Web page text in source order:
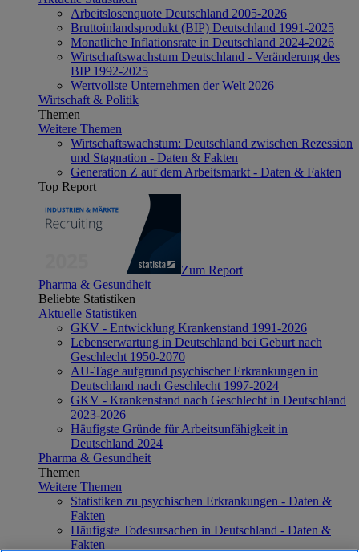
Arbeitslosenquote Deutschland 2005-2026
Bruttoinlandsprodukt (BIP) Deutschland 1991-2025
Monatliche Inflationsrate in Deutschland 2024-2026
Wirtschaftswachstum Deutschland - Veränderung des
BIP 1992-2025
Wertvollste Unternehmen der Welt 2026
Wirtschaft & Politik
Themen
Weitere Themen
Wirtschaftswachstum: Deutschland zwischen Rezession
und Stagnation - Daten & Fakten
Generation Z auf dem Arbeitsmarkt - Daten & Fakten
Top Report
Zum Report
Pharma & Gesundheit
Beliebte Statistiken
Aktuelle Statistiken
GKV - Entwicklung Krankenstand 1991-2026
Lebenserwartung in Deutschland bei Geburt nach
Geschlecht 1950-2070
AU-Tage aufgrund psychischer Erkrankungen in
Deutschland nach Geschlecht 1997-2024
GKV - Krankenstand nach Geschlecht in Deutschland
2023-2026
Häufigste Gründe für Arbeitsunfähigkeit in
Deutschland 2024
Pharma & Gesundheit
Themen
Weitere Themen
Statistiken zu psychischen Erkrankungen - Daten &
Fakten
Häufigste Todesursachen in Deutschland - Daten &
Fakten